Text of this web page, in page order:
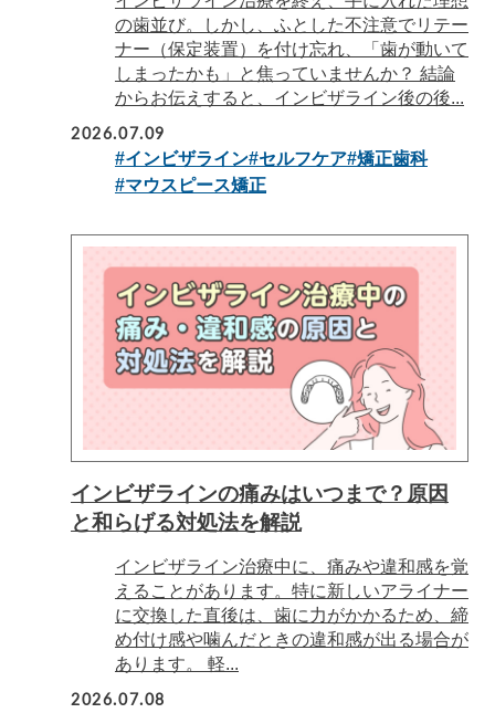
の歯並び。しかし、ふとした不注意でリテー
ナー（保定装置）を付け忘れ、「歯が動いて
しまったかも」と焦っていませんか？ 結論
からお伝えすると、インビザライン後の後...
2026.07.09
#インビザライン#セルフケア#矯正歯科
#マウスピース矯正
インビザラインの痛みはいつまで？原因
と和らげる対処法を解説
インビザライン治療中に、痛みや違和感を覚
えることがあります。特に新しいアライナー
に交換した直後は、歯に力がかかるため、締
め付け感や噛んだときの違和感が出る場合が
あります。 軽...
2026.07.08